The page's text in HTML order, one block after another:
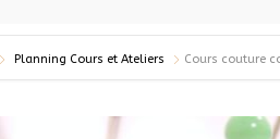
Planning Cours et Ateliers Cours couture